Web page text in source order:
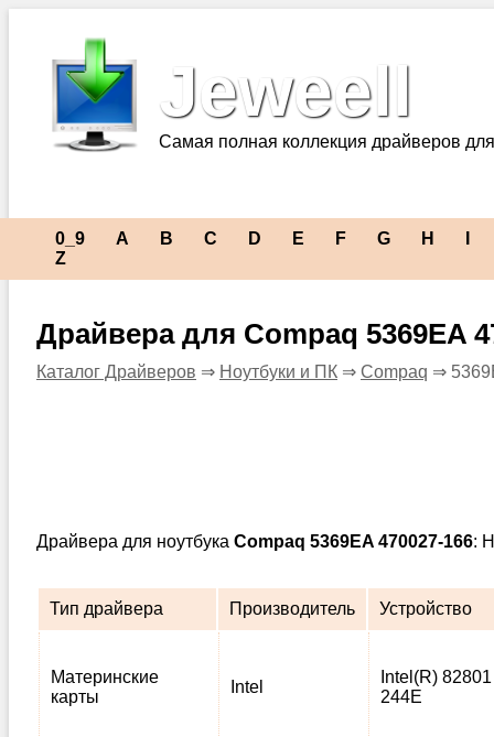
Jeweell
Самая полная коллекция драйверов
0_9 A B C D E F G H
Z
Драйвера для Compaq 5369EA
Каталог Драйверов ⇒ Ноутбуки и ПК ⇒ Compaq ⇒
Драйвера для ноутбука Compaq 5369EA 470027-166:
Тип драйвера Производитель Устройство
Материнские
карты
Intel
Intel(R)
244E